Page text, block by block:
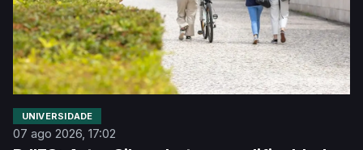
UNIVERSIDADE
07 ago 2026, 17:02